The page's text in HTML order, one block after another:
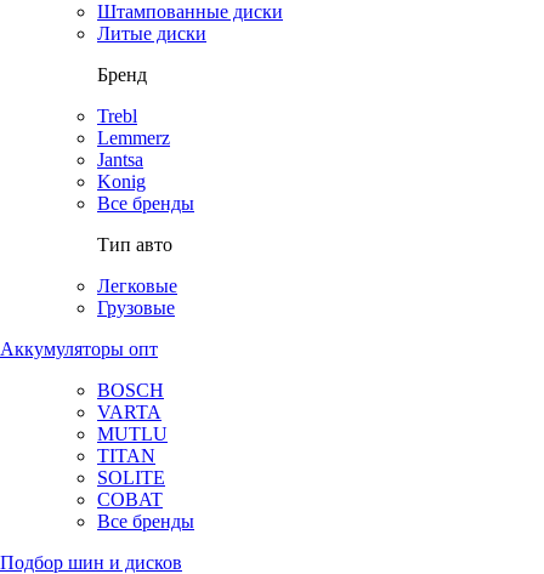
Штампованные диски
Литые диски
Бренд
Trebl
Lemmerz
Jantsa
Konig
Все бренды
Тип авто
Легковые
Грузовые
Аккумуляторы опт
BOSCH
VARTA
MUTLU
TITAN
SOLITE
COBAT
Все бренды
Подбор шин и дисков